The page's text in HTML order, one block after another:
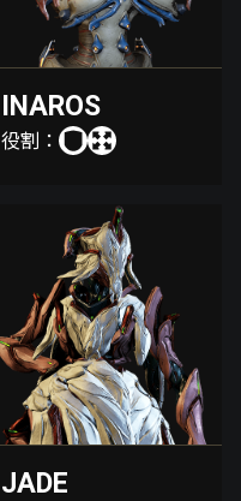
INAROS
役割：
JADE